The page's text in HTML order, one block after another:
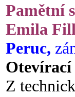
Pamětní
Emila
Peruc,
Otevírací
Z